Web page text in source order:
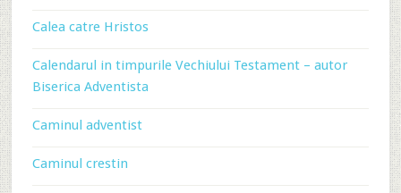
Calea catre Hristos
Calendarul in timpurile Vechiului Testament – autor
Biserica Adventista
Caminul adventist
Caminul crestin